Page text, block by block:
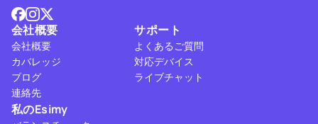
会社概要
会社概要
カバレッジ
ブログ
連絡先
サポート
よくあるご質問
対応デバイス
ライブチャット
私のEsimy